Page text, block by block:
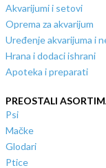
Akvarijumi i setovi
Oprema za akvarijum
Uređenje akvarijuma i
Hrana i dodaci ishrani
Apoteka i preparati
PREOSTALI
Psi
Mačke
Glodari
Ptice